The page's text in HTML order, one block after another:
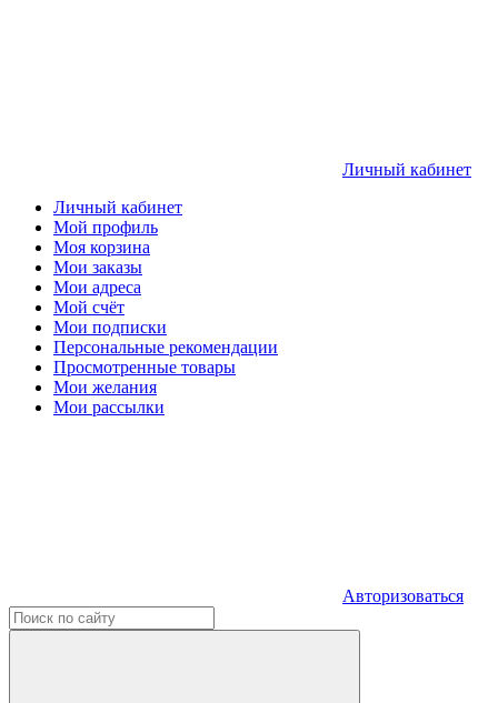
Личный кабинет
Личный кабинет
Мой профиль
Моя корзина
Мои заказы
Мои адреса
Мой счёт
Мои подписки
Персональные рекомендации
Просмотренные товары
Мои желания
Мои рассылки
Авторизоваться